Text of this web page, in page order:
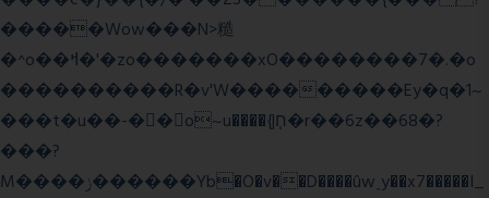
�����Wow���N>糙
�^o��ߞ�'�zo�������xO��������7�.�o
����������R�v'W���������Ey�q�1~
���t�u��-�� o~u����{|ח֧�r��6z��68�?
���?
M����ݫ������Yb�O�v��D����ûw˯y��x7�����I_